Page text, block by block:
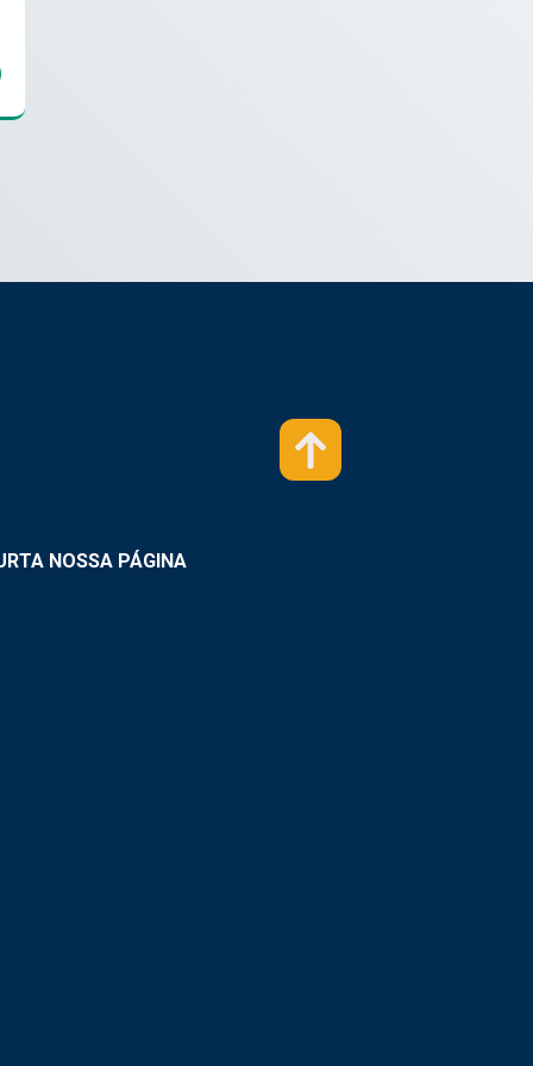
NOSSA PÁGINA